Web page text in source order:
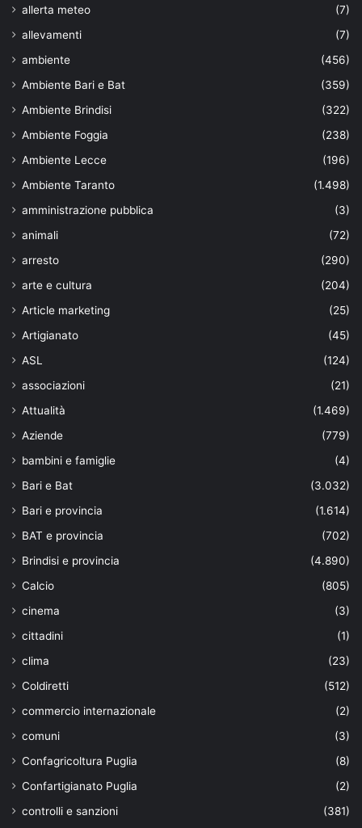
allerta meteo
(7)
allevamenti
(7)
ambiente
(456)
Ambiente Bari e Bat
(359)
Ambiente Brindisi
(322)
Ambiente Foggia
(238)
Ambiente Lecce
(196)
Ambiente Taranto
(1.498)
amministrazione pubblica
(3)
animali
(72)
arresto
(290)
arte e cultura
(204)
Article marketing
(25)
Artigianato
(45)
ASL
(124)
associazioni
(21)
Attualità
(1.469)
Aziende
(779)
bambini e famiglie
(4)
Bari e Bat
(3.032)
Bari e provincia
(1.614)
BAT e provincia
(702)
Brindisi e provincia
(4.890)
Calcio
(805)
cinema
(3)
cittadini
(1)
clima
(23)
Coldiretti
(512)
commercio internazionale
(2)
comuni
(3)
Confagricoltura Puglia
(8)
Confartigianato Puglia
(2)
controlli e sanzioni
(381)